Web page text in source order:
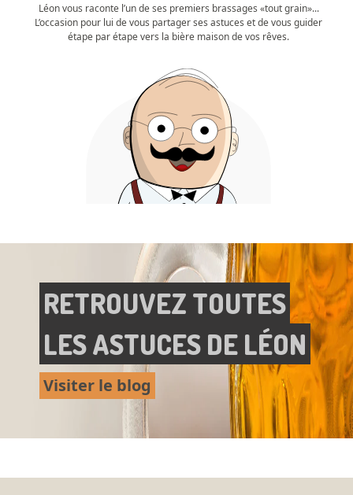
Léon vous raconte l’un de ses premiers brassages «tout grain»...
L’occasion pour lui de vous partager ses astuces et de vous guider
étape par étape vers la bière maison de vos rêves.
RETROUVEZ TOUTES
LES ASTUCES DE LÉON
Visiter le blog